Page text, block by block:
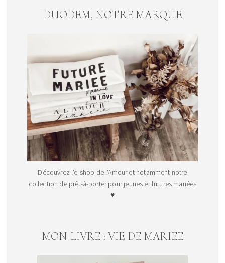
DUODEM, NOTRE MARQUE
Découvrez l'e-shop de l'Amour et notamment notre
collection de prêt-à-porter pour jeunes et futures mariées
♥
MON LIVRE : VIE DE MARIEE